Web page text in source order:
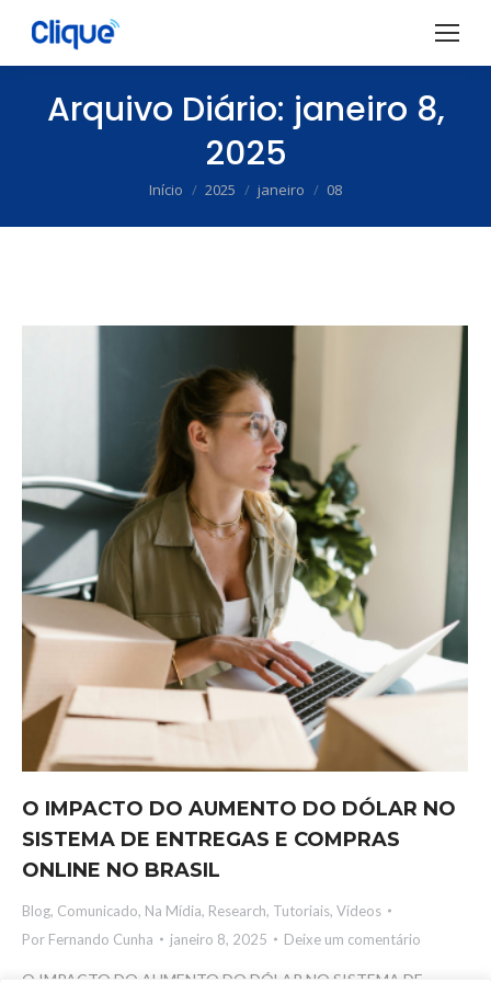
Arquivo Diário: janeiro 8,
2025
Você está aqui:
Início 2025 janeiro 08
O IMPACTO DO AUMENTO DO DÓLAR NO
SISTEMA DE ENTREGAS E COMPRAS
ONLINE NO BRASIL
Blog, Comunicado, Na Mídia, Research, Tutoriais, Vídeos
Por Fernando Cunha janeiro 8, 2025 Deixe um comentário